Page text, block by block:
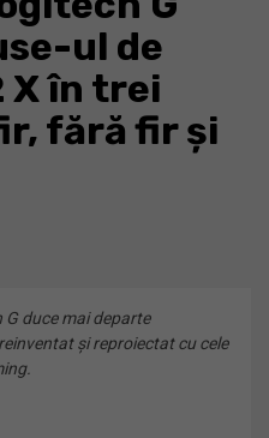
ul de
X în trei
fără fir și
G duce mai departe
și reproiectat cu cele